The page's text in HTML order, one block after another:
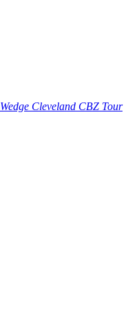
Wedge Cleveland CBZ Tour